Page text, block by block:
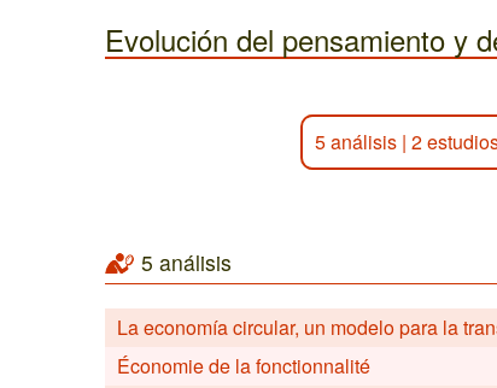
Evolución del pensamiento y
5 análisis| 2
5 análisis
La economía circular, un modelo para la
Économie de la fonctionnalité